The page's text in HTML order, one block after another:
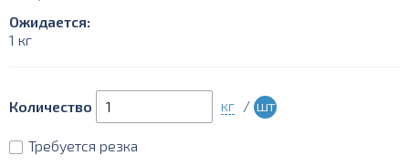
Ожидается:
1 кг
Количество кг / шт
Требуется резка